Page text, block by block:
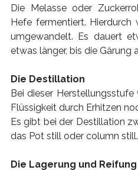
Die Melasse oder
Hefe fermentiert.
umgewandelt. Es dauert
etwas länger, bis die Gärung
Die Destillation
Bei dieser
Flüssigkeit durch Erhitzen
Es gibt bei der Destillation
das Pot still oder column still.
Die Lagerung und Reifung